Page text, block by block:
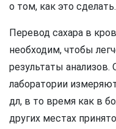
о том, как это сделать.
Перевод сахара в
необходим, чтобы
результаты
лаборатории
дл, в то время как в
других местах